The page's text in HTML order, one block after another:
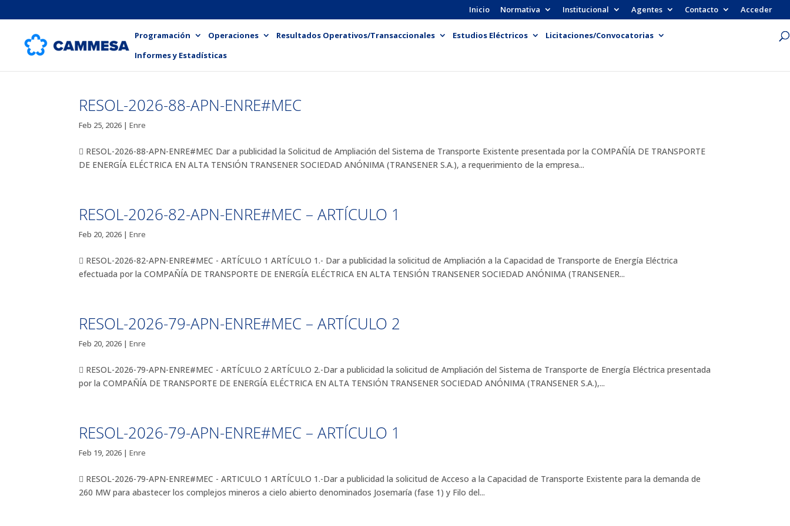
Inicio Normativa Institucional Agentes Contacto Acceder
Programación Operaciones Resultados Operativos/Transaccionales Estudios Eléctricos
Licitaciones/Convocatorias
Informes y Estadísticas
RESOL-2026-88-APN-ENRE#MEC
Feb 25, 2026 |Enre
 RESOL-2026-88-APN-ENRE#MEC Dar a publicidad la Solicitud de Ampliación del Sistema de Transporte Existente presentada por la COMPAÑÍA DE TRANSPORTE
DE ENERGÍA ELÉCTRICA EN ALTA TENSIÓN TRANSENER SOCIEDAD ANÓNIMA (TRANSENER S.A.), a requerimiento de la empresa...
RESOL-2026-82-APN-ENRE#MEC – ARTÍCULO 1
Feb 20, 2026 |Enre
 RESOL-2026-82-APN-ENRE#MEC - ARTÍCULO 1 ARTÍCULO 1.- Dar a publicidad la solicitud de Ampliación a la Capacidad de Transporte de Energía Eléctrica
efectuada por la COMPAÑÍA DE TRANSPORTE DE ENERGÍA ELÉCTRICA EN ALTA TENSIÓN TRANSENER SOCIEDAD ANÓNIMA (TRANSENER...
RESOL-2026-79-APN-ENRE#MEC – ARTÍCULO 2
Feb 20, 2026 |Enre
 RESOL-2026-79-APN-ENRE#MEC - ARTÍCULO 2 ARTÍCULO 2.-Dar a publicidad la solicitud de Ampliación del Sistema de Transporte de Energía Eléctrica presentada
por la COMPAÑÍA DE TRANSPORTE DE ENERGÍA ELÉCTRICA EN ALTA TENSIÓN TRANSENER SOCIEDAD ANÓNIMA (TRANSENER S.A.),...
RESOL-2026-79-APN-ENRE#MEC – ARTÍCULO 1
Feb 19, 2026 |Enre
 RESOL-2026-79-APN-ENRE#MEC - ARTICULO 1 ARTÍCULO 1.-Dar a publicidad la solicitud de Acceso a la Capacidad de Transporte Existente para la demanda de
260 MW para abastecer los complejos mineros a cielo abierto denominados Josemaría (fase 1) y Filo del...